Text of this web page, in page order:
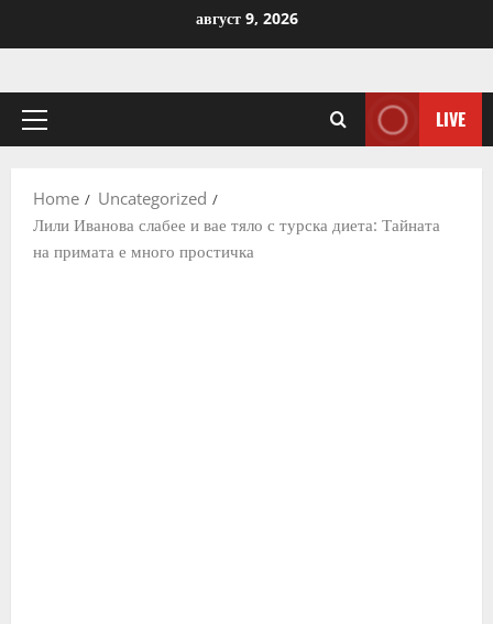
август 9, 2026
Primary
LIVE
Home
Uncategorized
Лили Иванова слабее и вае тяло с турска диета: Тайната
на примата е много простичка